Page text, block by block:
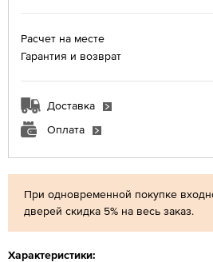
При одновременной покупке
дверей скидка 5% на весь заказ.
Характеристики:
Расчет на месте
Гарантия и возврат
Доставка
Оплата